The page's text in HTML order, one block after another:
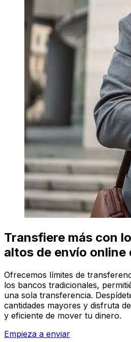
Transfiere más con
altos de envío online
Ofrecemos límites de
los bancos tradicionales,
una sola transferencia.
cantidades mayores y disfruta
y eficiente de mover tu dinero.
Empieza a enviar